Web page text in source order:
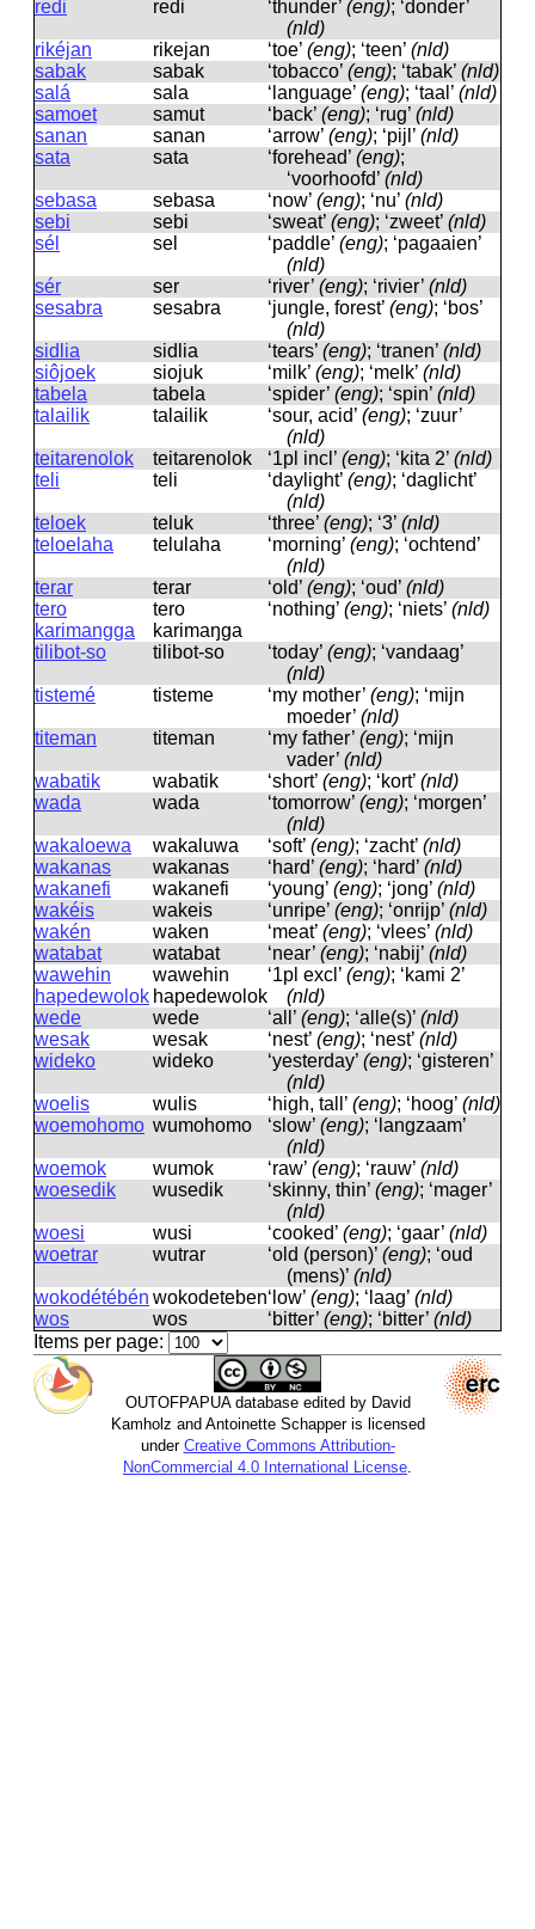
redi redi ‘thunder’ (eng); ‘donder’
(nld)
rikéjan
rikejan ‘toe’ (eng); ‘teen’ (nld)
sabak
sabak ‘tobacco’ (eng); ‘tabak’ (nld)
salá
sala ‘language’ (eng); ‘taal’ (nld)
samoet
samut ‘back’ (eng); ‘rug’ (nld)
sanan
sanan ‘arrow’ (eng); ‘pijl’ (nld)
sata
sata ‘forehead’ (eng);
‘voorhoofd’ (nld)
sebasa
sebasa ‘now’ (eng); ‘nu’ (nld)
sebi
sebi ‘sweat’ (eng); ‘zweet’ (nld)
sél
sel ‘paddle’ (eng); ‘pagaaien’
(nld)
sér
ser ‘river’ (eng); ‘rivier’ (nld)
sesabra
sesabra ‘jungle, forest’ (eng); ‘bos’
(nld)
sidlia
sidlia ‘tears’ (eng); ‘tranen’ (nld)
siôjoek
siojuk ‘milk’ (eng); ‘melk’ (nld)
tabela
tabela ‘spider’ (eng); ‘spin’ (nld)
talailik
talailik ‘sour, acid’ (eng); ‘zuur’
(nld)
teitarenolok
teitarenolok ‘1pl incl’ (eng); ‘kita 2’ (nld)
teli
teli ‘daylight’ (eng); ‘daglicht’
(nld)
teloek
teluk ‘three’ (eng); ‘3’ (nld)
teloelaha
telulaha ‘morning’ (eng); ‘ochtend’
(nld)
terar
terar ‘old’ (eng); ‘oud’ (nld)
tero
karimangga
tero
karimaŋɡa
‘nothing’ (eng); ‘niets’ (nld)
tilibot-so tilibot-so ‘today’ (eng); ‘vandaag’
(nld)
tistemé
tisteme ‘my mother’ (eng); ‘mijn
moeder’ (nld)
titeman
titeman ‘my father’ (eng); ‘mijn
vader’ (nld)
wabatik
wabatik ‘short’ (eng); ‘kort’ (nld)
wada
wada ‘tomorrow’ (eng); ‘morgen’
(nld)
wakaloewa
wakaluwa ‘soft’ (eng); ‘zacht’ (nld)
wakanas
wakanas ‘hard’ (eng); ‘hard’ (nld)
wakanefi
wakanefi ‘young’ (eng); ‘jong’ (nld)
wakéis
wakeis ‘unripe’ (eng); ‘onrijp’ (nld)
wakén
waken ‘meat’ (eng); ‘vlees’ (nld)
watabat
watabat ‘near’ (eng); ‘nabij’ (nld)
wawehin
hapedewolok
wawehin
hapedewolok
‘1pl excl’ (eng); ‘kami 2’
(nld)
wede
wede ‘all’ (eng); ‘alle(s)’ (nld)
wesak
wesak ‘nest’ (eng); ‘nest’ (nld)
wideko
wideko ‘yesterday’ (eng); ‘gisteren’
(nld)
woelis
wulis ‘high, tall’ (eng); ‘hoog’ (nld)
woemohomo wumohomo ‘slow’ (eng); ‘langzaam’
(nld)
woemok
wumok ‘raw’ (eng); ‘rauw’ (nld)
woesedik
wusedik ‘skinny, thin’ (eng); ‘mager’
(nld)
woesi
wusi ‘cooked’ (eng); ‘gaar’ (nld)
woetrar
wutrar ‘old (person)’ (eng); ‘oud
(mens)’ (nld)
wokodétébén wokodeteben‘low’ (eng); ‘laag’ (nld)
wos
wos ‘bitter’ (eng); ‘bitter’ (nld)
Items per page:
OUTOFPAPUA database edited by David
Kamholz and Antoinette Schapper is licensed
under Creative Commons Attribution-
NonCommercial 4.0 International License.